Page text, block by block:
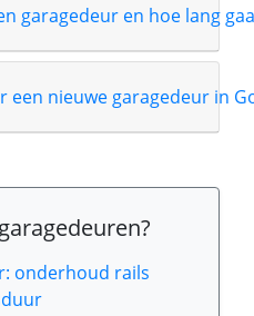
garagedeur en hoe lang
een nieuwe garagedeur in
onderhoud rails